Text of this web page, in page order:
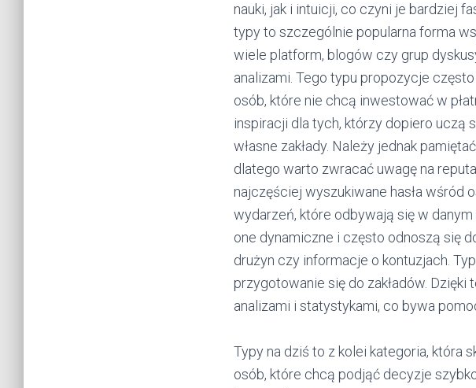
nauki, jak i intuicji, co czyni je bardziej
typy to szczególnie popularna forma
wiele platform, blogów czy grup
analizami. Tego typu propozycje
osób, które nie chcą inwestować w
inspiracji dla tych, którzy dopiero uczą
własne zakłady. Należy jednak
dlatego warto zwracać uwagę na
najczęściej wyszukiwane hasła wśród
wydarzeń, które odbywają się w
one dynamiczne i często odnoszą się
drużyn czy informacje o kontuzjach.
przygotowanie się do zakładów.
analizami i statystykami, co bywa
Typy na dziś to z kolei kategoria, która
osób, które chcą podjąć decyzje